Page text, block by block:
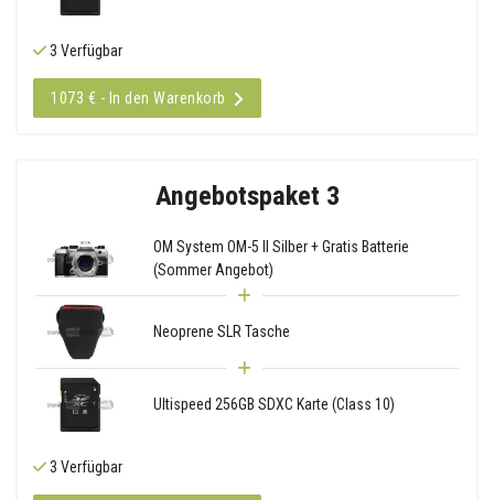
3 Verfügbar
1073 € - In den Warenkorb
Angebotspaket 3
OM System OM-5 II Silber + Gratis Batterie
(Sommer Angebot)
Neoprene SLR Tasche
Ultispeed 256GB SDXC Karte (Class 10)
3 Verfügbar